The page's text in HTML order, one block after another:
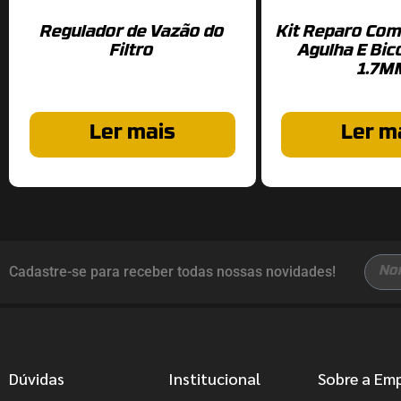
Regulador de Vazão do
Filtro
Ler mais
Kit Reparo
Agulha E
Ler
Cadastre-se para receber todas nossas novidades!
Dúvidas Institucional Sobre a